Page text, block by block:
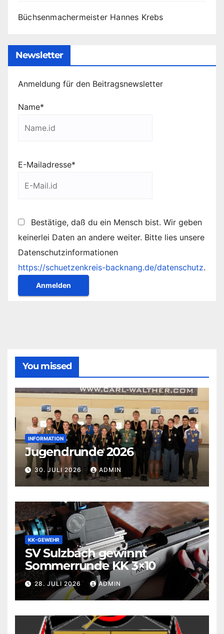
Büchsenmachermeister Hannes Krebs
Newsletter
Anmeldung für den Beitragsnewsletter
Name*
E-Mailadresse*
Bestätige, daß du ein Mensch bist. Wir geben
keinerlei Daten an andere weiter. Bitte lies unsere
Datenschutzinformationen
https://schuetzenkreis-backnang.de/datenschutz.
You missed
INFORMATION
Jugendrunde 2026
30. JULI 2026 ADMIN
KK-GEWEHR
SV Sulzbach gewinnt
Sommerrunde KK 3×10
28. JULI 2026 ADMIN